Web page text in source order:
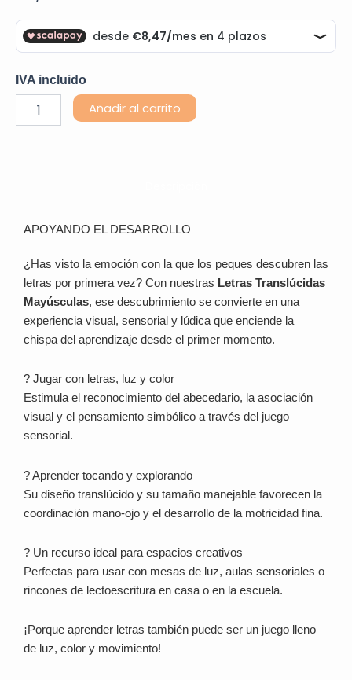
IVA incluido
Letras
Translúcidas
Añadir al carrito
APOYANDO EL DESARROLLO
¿Has visto la emoción con la que los peques descubren las
letras por primera vez? Con nuestras Letras Translúcidas
Mayúsculas, ese descubrimiento se convierte en una
experiencia visual, sensorial y lúdica que enciende la
chispa del aprendizaje desde el primer momento.
? Jugar con letras, luz y color
Estimula el reconocimiento del abecedario, la asociación
visual y el pensamiento simbólico a través del juego
sensorial.
? Aprender tocando y explorando
Su diseño translúcido y su tamaño manejable favorecen la
coordinación mano-ojo y el desarrollo de la motricidad fina.
? Un recurso ideal para espacios creativos
Perfectas para usar con mesas de luz, aulas sensoriales o
rincones de lectoescritura en casa o en la escuela.
¡Porque aprender letras también puede ser un juego lleno
de luz, color y movimiento!